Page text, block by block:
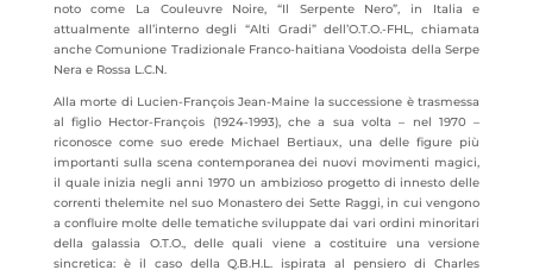
noto come La Couleuvre Noire, “Il Serpente Nero”, in Italia e
attualmente all’interno degli “Alti Gradi” dell’O.T.O.-FHL, chiamata
anche Comunione Tradizionale Franco-haitiana Voodoista della Serpe
Nera e Rossa L.C.N.
Alla morte di Lucien-François Jean-Maine la successione è trasmessa
al figlio Hector-François (1924-1993), che a sua volta – nel 1970 –
riconosce come suo erede Michael Bertiaux, una delle figure più
importanti sulla scena contemporanea dei nuovi movimenti magici,
il quale inizia negli anni 1970 un ambizioso progetto di innesto delle
correnti thelemite nel suo Monastero dei Sette Raggi, in cui vengono
a confluire molte delle tematiche sviluppate dai vari ordini minoritari
della galassia O.T.O., delle quali viene a costituire una versione
sincretica: è il caso della Q.B.H.L. ispirata al pensiero di Charles